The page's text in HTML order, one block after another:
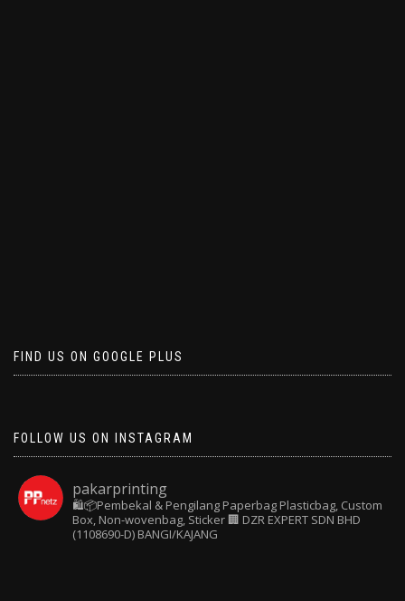
FIND US ON GOOGLE PLUS
FOLLOW US ON INSTAGRAM
pakarprinting
🛍️📦Pembekal & Pengilang Paperbag Plasticbag, Custom
Box, Non-wovenbag, Sticker🏢 DZR EXPERT SDN BHD
(1108690-D) BANGI/KAJANG